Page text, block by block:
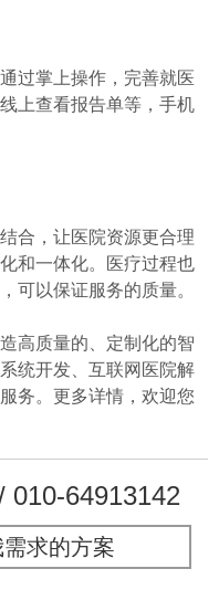
掌上操作，完善就医
上查看报告单等，手机
，让医院资源更合理
和一体化。医疗过程也
可以保证服务的质量。
质量的、定制化的智
统开发、互联网医院解
务。更多详情，欢迎您
010-64913142
求的方案